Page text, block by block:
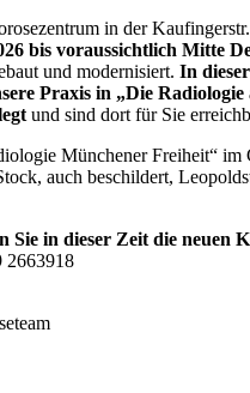
in der
bis voraussichtlich Mitte
und modernisiert. In
Praxis in „Die
und sind dort für Sie
Münchener Freiheit“ im
auch beschildert,
Sie in dieser Zeit die neuen
2663918